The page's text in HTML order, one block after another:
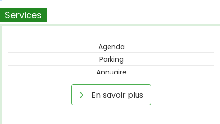
Services
Agenda
Parking
Annuaire
En savoir plus